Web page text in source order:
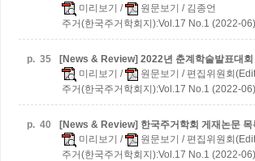
미리보기 / 원문보기 / 김종언
주거(한국주거학회지):Vol.17 No.1 (2022-06)
p. 35
[News & Review] 2022년 춘계학술발표대회
미리보기 / 원문보기 / 편집위원회
주거(한국주거학회지):Vol.17 No.1 (2022-06)
p. 40
[News & Review] 한국주거학회 게재논문
미리보기 / 원문보기 / 편집위원회
주거(한국주거학회지):Vol.17 No.1 (2022-06)